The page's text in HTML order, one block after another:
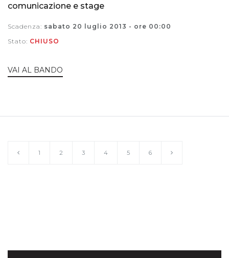
comunicazione e stage
Scadenza: sabato 20 luglio 2013 - ore 00:00
Stato: CHIUSO
VAI AL BANDO
Precedente
1 2 3 4 5 6 Successivo